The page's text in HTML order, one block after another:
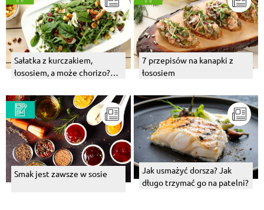
Sałatka z kurczakiem,
łososiem, a może chorizo?
7 przepisów na kanapki z
łososiem
Smak jest zawsze w sosie
Jak usmażyć dorsza? Jak
długo trzymać go na patelni?